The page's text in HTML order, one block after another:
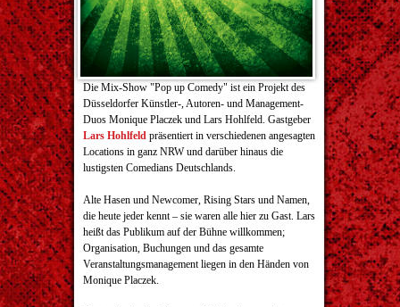
Die Mix-Show "Pop up Comedy" ist ein Projekt des
Düsseldorfer Künstler-, Autoren- und Management-
Duos Monique Placzek und Lars Hohlfeld. Gastgeber
Lars Hohlfeld präsentiert in verschiedenen angesagten
Locations in ganz NRW und darüber hinaus die
lustigsten Comedians Deutschlands.
Alte Hasen und Newcomer, Rising Stars und Namen,
die heute jeder kennt – sie waren alle hier zu Gast. Lars
heißt das Publikum auf der Bühne willkommen;
Organisation, Buchungen und das gesamte
Veranstaltungsmanagement liegen in den Händen von
Monique Placzek.